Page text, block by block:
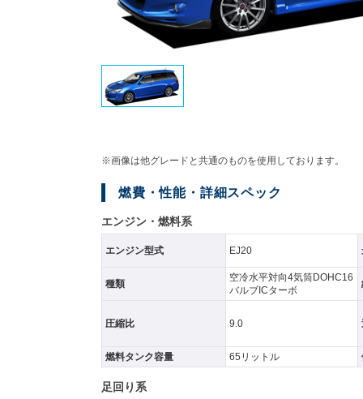
※画像は他グレードと共通のものを使用しております。
燃費・性能・詳細スペック
エンジン・燃料系
エンジン型式 EJ20
種類
空冷水平対向4気筒DOHC16
バルブICターボ
圧縮比 9.0
燃料タンク容量 65リットル
足回り系